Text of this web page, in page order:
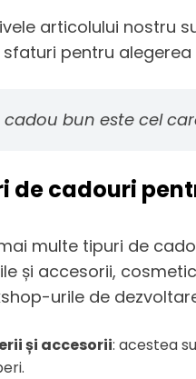
articolului nostru
pentru
cadou bun este cel
de cadouri
multe tipuri de
și accesorii,
urile de
și accesorii: acestea